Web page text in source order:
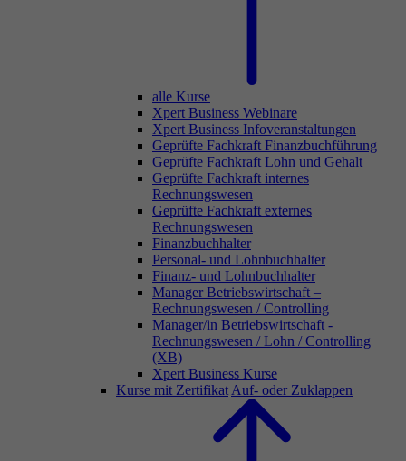
alle Kurse
Xpert Business Webinare
Xpert Business Infoveranstaltungen
Geprüfte Fachkraft Finanzbuchführung
Geprüfte Fachkraft Lohn und Gehalt
Geprüfte Fachkraft internes
Rechnungswesen
Geprüfte Fachkraft externes
Rechnungswesen
Finanzbuchhalter
Personal- und Lohnbuchhalter
Finanz- und Lohnbuchhalter
Manager Betriebswirtschaft –
Rechnungswesen / Controlling
Manager/in Betriebswirtschaft -
Rechnungswesen / Lohn / Controlling
(XB)
Xpert Business Kurse
Kurse mit Zertifikat Auf- oder Zuklappen